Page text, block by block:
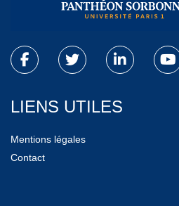
LIENS UTILES
Mentions légales
Contact